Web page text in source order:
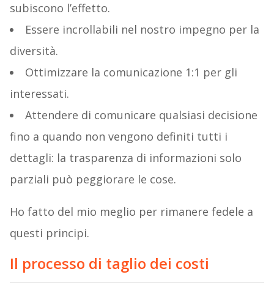
subiscono l’effetto.
Essere incrollabili nel nostro impegno per la
diversità.
Ottimizzare la comunicazione 1:1 per gli
interessati.
Attendere di comunicare qualsiasi decisione
fino a quando non vengono definiti tutti i
dettagli: la trasparenza di informazioni solo
parziali può peggiorare le cose.
Ho fatto del mio meglio per rimanere fedele a
questi principi.
Il processo di taglio dei costi